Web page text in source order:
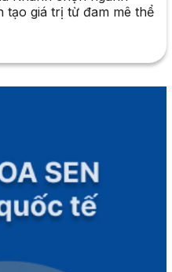
tạo giá trị từ đam mê thể